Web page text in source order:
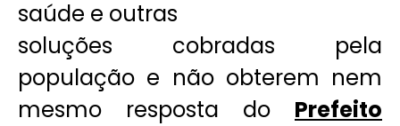
saúde e outras
soluções cobradas pela
população e não obterem nem
mesmo resposta do Prefeito